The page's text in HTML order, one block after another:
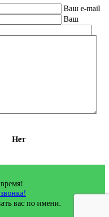
Ваш e-mail
Ваш
Нет
вас по имени.